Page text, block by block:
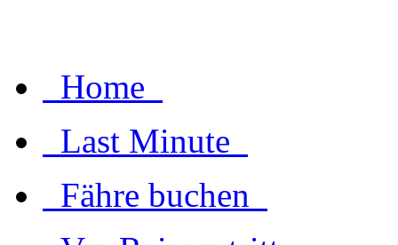
Home
Last Minute
Fähre buchen